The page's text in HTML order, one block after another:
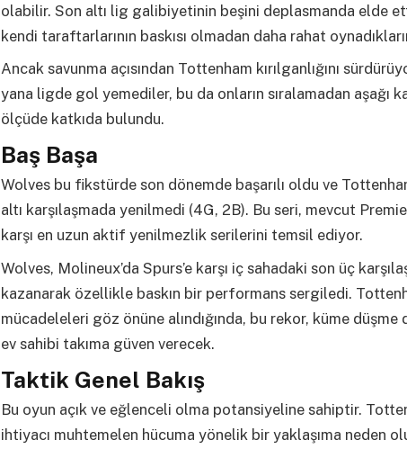
olabilir. Son altı lig galibiyetinin beşini deplasmanda elde
kendi taraftarlarının baskısı olmadan daha rahat
Ancak savunma açısından Tottenham kırılganlığını
yana ligde gol yemediler, bu da onların sıralamadan aşağı
ölçüde katkıda bulundu.
Baş Başa
Wolves bu fikstürde son dönemde başarılı oldu ve
altı karşılaşmada yenilmedi (4G, 2B). Bu seri, mevcut
karşı en uzun aktif yenilmezlik serilerini temsil ediyor.
Wolves, Molineux’da Spurs’e karşı iç sahadaki son üç
kazanarak özellikle baskın bir performans sergiledi.
mücadeleleri göz önüne alındığında, bu rekor, küme düşme
ev sahibi takıma güven verecek.
Taktik Genel Bakış
Bu oyun açık ve eğlenceli olma potansiyeline sahiptir.
ihtiyacı muhtemelen hücuma yönelik bir yaklaşıma neden